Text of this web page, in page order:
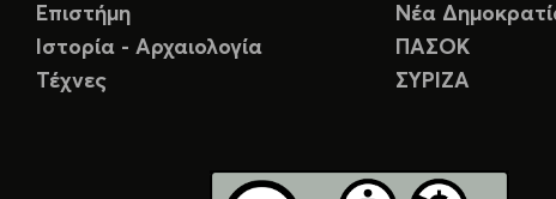
Επιστήμη
Ιστορία - Αρχαιολογία
Τέχνες
Νέα
ΠΑΣΟΚ
ΣΥΡΙΖΑ